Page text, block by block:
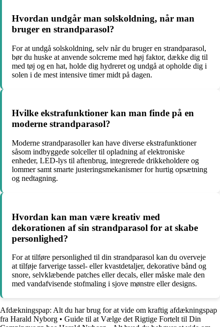
Hvordan undgår man solskoldning, når man
bruger en strandparasol?
For at undgå solskoldning, selv når du bruger en strandparasol,
bør du huske at anvende solcreme med høj faktor, dække dig til
med tøj og en hat, holde dig hydreret og undgå at opholde dig i
solen i de mest intensive timer midt på dagen.
Hvilke ekstrafunktioner kan man finde på en
moderne strandparasol?
Moderne strandparasoller kan have diverse ekstrafunktioner
såsom indbyggede solceller til opladning af elektroniske
enheder, LED-lys til aftenbrug, integrerede drikkeholdere og
lommer samt smarte justeringsmekanismer for hurtig opsætning
og nedtagning.
Hvordan kan man være kreativ med
dekorationen af sin strandparasol for at skabe
personlighed?
For at tilføre personlighed til din strandparasol kan du overveje
at tilføje farverige tassel- eller kvastdetaljer, dekorative bånd og
snore, selvklæbende patches eller decals, eller måske male den
med vandafvisende stofmaling i sjove mønstre eller designs.
Afdækningspap: Alt du har brug for at vide om kraftig afdækningspap
fra Harald Nyborg • Guide til at Vælge det Rigtige Fortelt til Din